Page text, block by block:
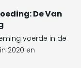
De Van
voerde in de
2020 en